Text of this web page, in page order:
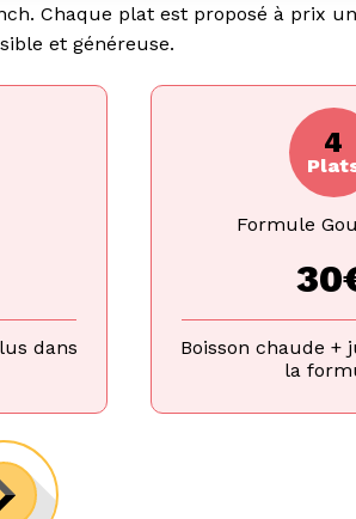
Chaque plat est proposé à prix
et généreuse.
dans
4
Formule
Boisson chaude +
la